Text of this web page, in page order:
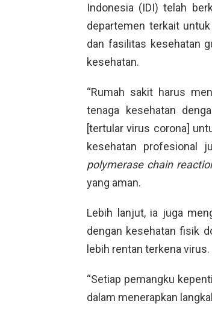
Indonesia (IDI) telah
departemen terkait
dan fasilitas kesehatan
kesehatan.
“Rumah sakit harus
tenaga kesehatan
[tertular virus corona]
kesehatan profesional
polymerase chain
yang aman.
Lebih lanjut, ia juga
dengan kesehatan fisik
lebih rentan terkena virus.
“Setiap pemangku
dalam menerapkan